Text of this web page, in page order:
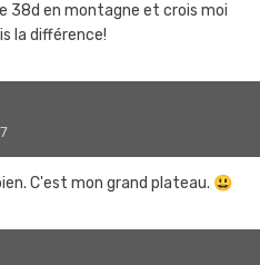
38d en montagne et crois moi
la différence!
C'est mon grand plateau. 😃